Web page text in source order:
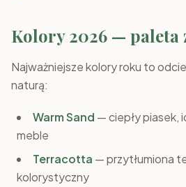
Kolory 2026 — paleta
Najważniejsze kolory roku to
naturą:
Warm Sand — ciepły piasek,
meble
Terracotta — przytłumiona
kolorystyczny